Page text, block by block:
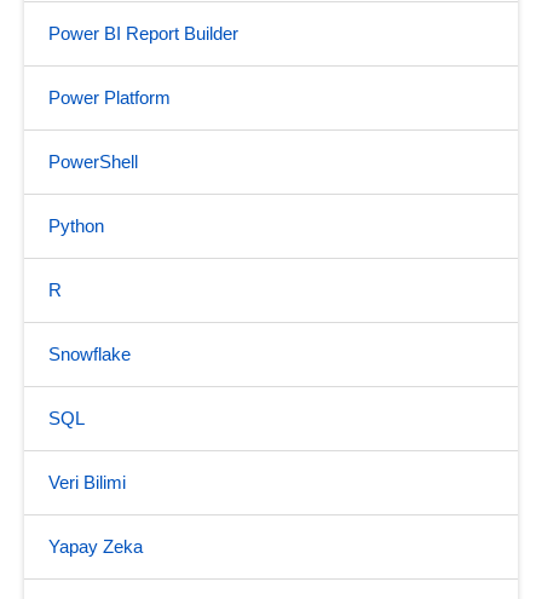
Power BI Report Builder
Power Platform
PowerShell
Python
R
Snowflake
SQL
Veri Bilimi
Yapay Zeka